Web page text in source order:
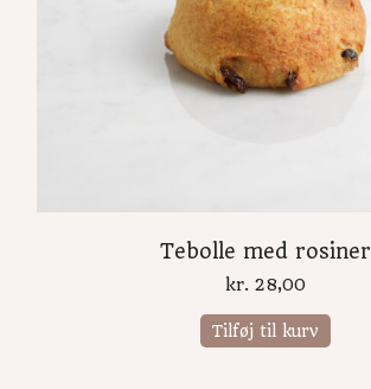
Tebolle med rosiner
kr. 28,00
Tilføj til kurv